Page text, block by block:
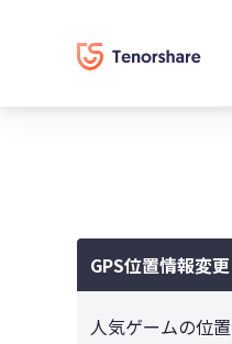
GPS位置情報変
人気ゲームの位